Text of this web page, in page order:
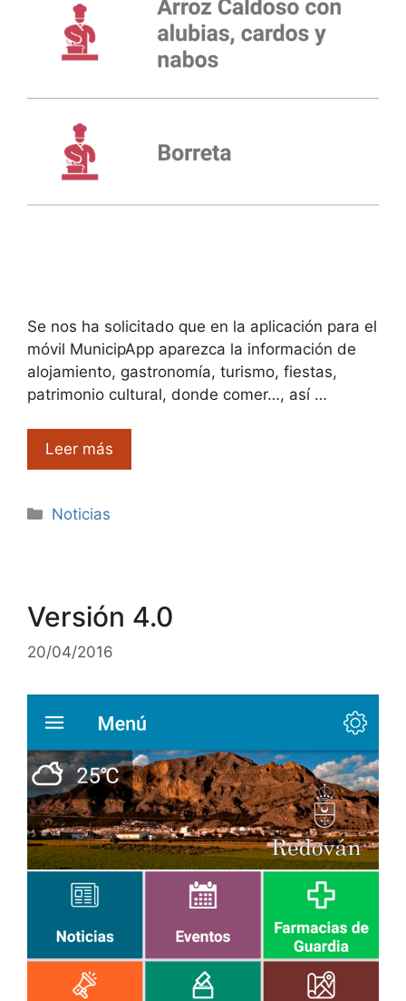
Se nos ha solicitado que en la aplicación para el
móvil MunicipApp aparezca la información de
alojamiento, gastronomía, turismo, fiestas,
patrimonio cultural, donde comer…, así …
Leer más
Categorías
Noticias
Versión 4.0
20/04/2016